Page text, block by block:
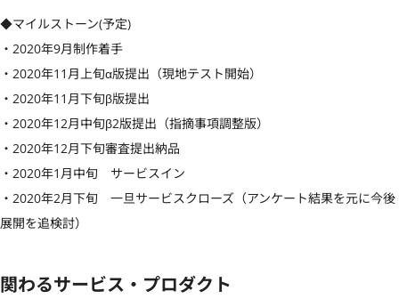
◆マイルストーン(予定)
・2020年9月制作着手
・2020年11月上旬α版提出（現地テスト開始）
・2020年11月下旬β版提出
・2020年12月中旬β2版提出（指摘事項調整版）
・2020年12月下旬審査提出納品
・2020年1月中旬　サービスイン
・2020年2月下旬　一旦サービスクローズ（アンケート結果を元に今後
展開を追検討）
関わるサービス・プロダクト